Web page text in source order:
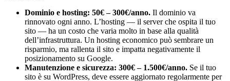
Dominio e hosting: 50€ – 300€/anno. Il dominio va
rinnovato ogni anno. L’hosting — il server che ospita il tuo
sito — ha un costo che varia molto in base alla qualità
dell’infrastruttura. Un hosting economico può sembrare un
risparmio, ma rallenta il sito e impatta negativamente il
posizionamento su Google.
Manutenzione e sicurezza: 300€ – 1.500€/anno. Se il tuo
sito è su WordPress, deve essere aggiornato regolarmente per